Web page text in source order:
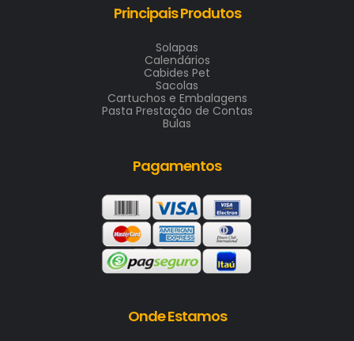
Principais Produtos
Solapas
Calendários
Cabides Pet
Sacolas
Cartuchos e Embalagens
Pasta Prestação de Contas
Bulas
Pagamentos
Onde Estamos